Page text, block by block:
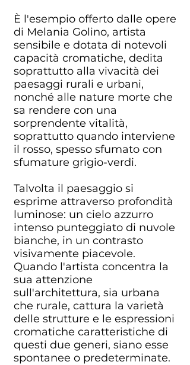
È l'esempio offerto dalle opere
di Melania Golino, artista
sensibile e dotata di notevoli
capacità cromatiche, dedita
soprattutto alla vivacità dei
paesaggi rurali e urbani,
nonché alle nature morte che
sa rendere con una
sorprendente vitalità,
soprattutto quando interviene
il rosso, spesso sfumato con
sfumature grigio-verdi.
Talvolta il paesaggio si
esprime attraverso profondità
luminose: un cielo azzurro
intenso punteggiato di nuvole
bianche, in un contrasto
visivamente piacevole.
Quando l'artista concentra la
sua attenzione
sull'architettura, sia urbana
che rurale, cattura la varietà
delle strutture e le espressioni
cromatiche caratteristiche di
questi due generi, siano esse
spontanee o predeterminate.